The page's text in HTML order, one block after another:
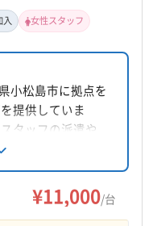
吉野川市
板野郡板野町
入 女性スタッフ
小松島市に拠点を
提供していま
タッフの派遣や
円/台で、複数
ションがありま
日曜定休。対応
島県全域です。
¥11,000/台